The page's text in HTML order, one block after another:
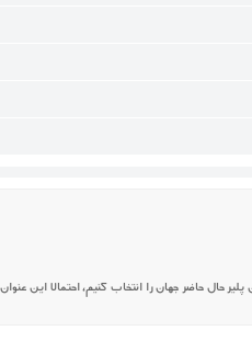
حال حاضر جهان را انتخاب کنیم، احتمالا این